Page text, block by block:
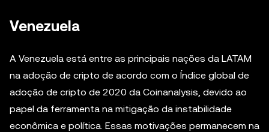
Venezuela
A Venezuela está entre as principais nações da LATAM
na adoção de cripto de acordo com o Índice global de
adoção de cripto de 2020 da Coinanalysis, devido ao
papel da ferramenta na mitigação da instabilidade
econômica e política. Essas motivações permanecem na